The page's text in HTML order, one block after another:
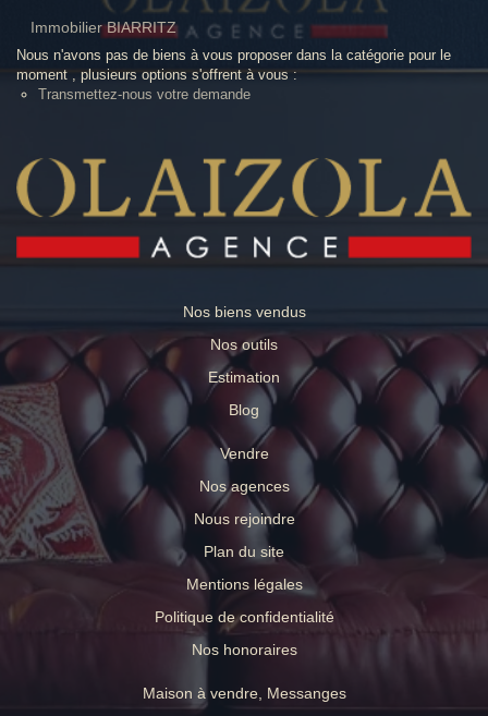
Immobilier BIARRITZ
Nous n'avons pas de biens à vous proposer dans la catégorie pour le
moment , plusieurs options s'offrent à vous :
Transmettez-nous votre demande
Nos biens vendus
Nos outils
Estimation
Blog
Vendre
Nos agences
Nous rejoindre
Plan du site
Mentions légales
Politique de confidentialité
Nos honoraires
Maison à vendre, Messanges